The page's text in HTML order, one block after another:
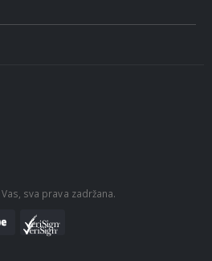
sva prava zadržana.